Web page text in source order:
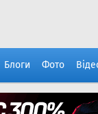
Блоги Фото